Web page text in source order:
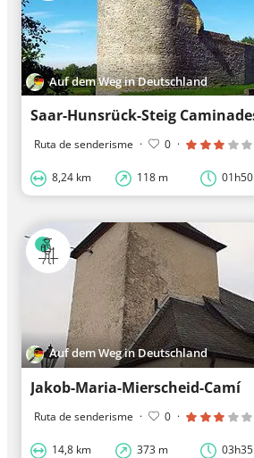
Auf dem Weg in Deutschland
Ruta de senderisme · 0 ·
8,24 km 118 m 01h50
Auf dem Weg in Deutschland
Jakob-Maria-Mierscheid-Camí
Ruta de senderisme · 0 ·
14,8 km 373 m 03h35